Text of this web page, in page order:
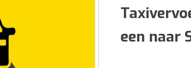
een naar